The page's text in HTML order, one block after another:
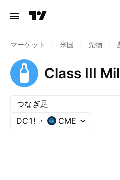
マーケット 米国 先物
Class III
つなぎ足
DC1!
CME